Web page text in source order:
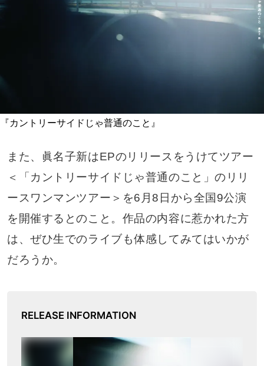
『カントリーサイドじゃ普通のこと』
また、眞名子新はEPのリリースをうけてツアー
＜「カントリーサイドじゃ普通のこと」のリリ
ースワンマンツアー＞を6月8日から全国9公演
を開催するとのこと。作品の内容に惹かれた方
は、ぜひ生でのライブも体感してみてはいかが
だろうか。
RELEASE INFORMATION